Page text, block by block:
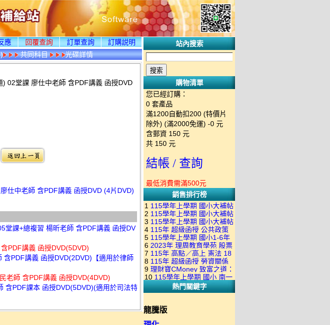
應 回覆查詢 訂單查詢
訂購説明
共同科目 光碟詳情
02堂課 廖仕中老師 含PDF講義 函授DVD
仕中老師 含PDF講義 函授DVD (4片DVD)
堂課+總複習 楊昕老師 含PDF講義 函授DV
PDF講義 函授DVD(5DVD)
PDF講義 函授DVD(2DVD)【適用於律師
老師 含PDF講義 函授DVD(4DVD)
含PDF課本 函授DVD(5DVD)(適用於司法特
站內搜索
購物清單
您已經訂購：
0 套產品
滿1200自動扣200 (特價片
除外) (滿2000免運) -0 元
含郵資 150 元
共 150 元
結帳 / 查詢
最低消費需滿500元
銷售排行榜
1 115學年上學期 國小大補帖
南一版 國語+數學+社會+生活
+自然 1-6年級 教學光碟DVD
版(3DVD)
2 115學年上學期 國小大補帖
康軒版 國語+數學+社會+生活
+自然 1-6年級 教學光碟DVD
版(3DVD)
3 115學年上學期 國小大補帖
翰林版 國語+數學+社會+生活
+自然 1-6年級 教學光碟DVD
版(3DVD)
4 115年 超級函授 公共政策
22堂課+總複習 張楚老師 含
PDF講義 函授DVD(9DVD)
5 115學年上學期 國小1-6年
級 習作解答(含康軒.南一.翰林
全版本.全科目)合輯版 DVD版
6 2023年 理周教育學苑 股票
當沖煉金術 主講：朱家泓 國
語發音 DVD版
7 115年 高點／高上 憲法 18
堂課 宗台大老師 含PDF講義
函授DVD(8DVD)【適用於律
師司法考試】
8 115年 超級函授 勞資關係
概要 11堂課+總複習 陸川老
師 含PDF講義 函授
DVD(5DVD)
9 理財寶CMoney 致富之道：
上班族飆股攻略班 主講：朱
家泓+林穎 國語發音 DVD版
10 115學年上學期 國小 南一
版 教師手冊(全年級、全領域)
熱門關鍵字
龍騰版